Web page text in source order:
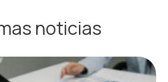
noticias